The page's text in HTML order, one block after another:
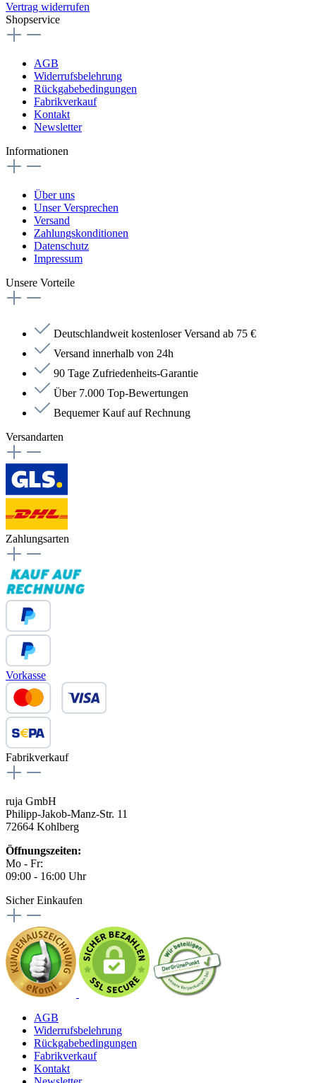
Vertrag widerrufen
Shopservice
AGB
Widerrufsbelehrung
Rückgabebedingungen
Fabrikverkauf
Kontakt
Newsletter
Informationen
Über uns
Unser Versprechen
Versand
Zahlungskonditionen
Datenschutz
Impressum
Unsere Vorteile
Deutschlandweit kostenloser Versand ab 75 €
Versand innerhalb von 24h
90 Tage Zufriedenheits-Garantie
Über 7.000 Top-Bewertungen
Bequemer Kauf auf Rechnung
Versandarten
Zahlungsarten
Vorkasse
Fabrikverkauf
ruja GmbH
Philipp-Jakob-Manz-Str. 11
72664 Kohlberg
Öffnungszeiten:
Mo - Fr:
09:00 - 16:00 Uhr
Sicher Einkaufen
AGB
Widerrufsbelehrung
Rückgabebedingungen
Fabrikverkauf
Kontakt